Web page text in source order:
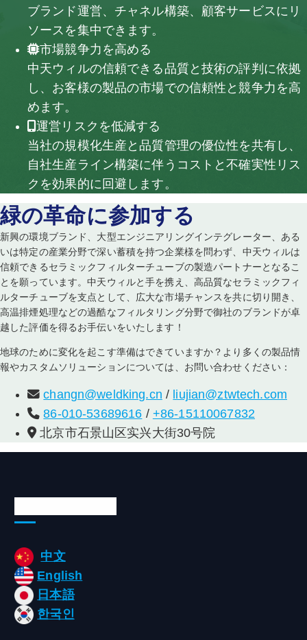
ブランド運営、チャネル構築、顧客サービスにリ
ソースを集中できます。
市場競争力を高める
中天ウィルの信頼できる品質と技術の評判に依拠
し、お客様の製品の市場での信頼性と競争力を高
めます。
運営リスクを低減する
当社の規模化生産と品質管理の優位性を共有し、
自社生産ライン構築に伴うコストと不確実性リス
クを効果的に回避します。
緑の革命に参加する
新興の環境ブランド、大型エンジニアリングインテグレーター、ある
いは特定の産業分野で深い蓄積を持つ企業様を問わず、中天ウィルは
信頼できるセラミックフィルターチューブの製造パートナーとなるこ
とを願っています。中天ウィルと手を携え、高品質なセラミックフィ
ルターチューブを支点として、広大な市場チャンスを共に切り開き、
高温排煙処理などの過酷なフィルタリング分野で御社のブランドが卓
越した評価を得るお手伝いをいたします！
地球のために変化を起こす準備はできていますか？より多くの製品情
報やカスタムソリューションについては、お問い合わせください：
changn@weldking.cn / liujian@ztwtech.com
86-010-53689616 / +86-15110067832
北京市石景山区实兴大街30号院
中文
English
日本語
한국인